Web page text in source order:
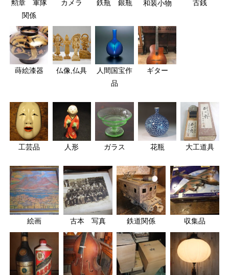
勲章 軍隊
関係
カメラ 鉄瓶 銀瓶
和装小物
古銭
蒔絵漆器 仏像,仏具
人間国宝作
品
ギター
工芸品 人形 ガラス 花瓶 大工道具
絵画 古本 写真 鉄道関係 収集品